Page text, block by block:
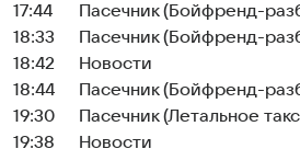
17:44
Пасечник (Бойфренд-
18:33
Пасечник (Бойфренд-
18:42
Новости
18:44
Пасечник (Бойфренд-
19:30
Пасечник (Летальное
19:38
Новости